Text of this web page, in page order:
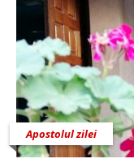
Apostolul zilei